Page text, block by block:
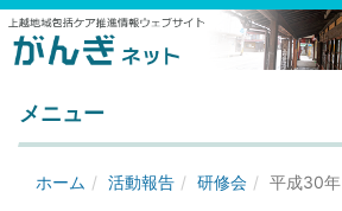
メニュー
ホーム 活動報告 研修会 平成30年